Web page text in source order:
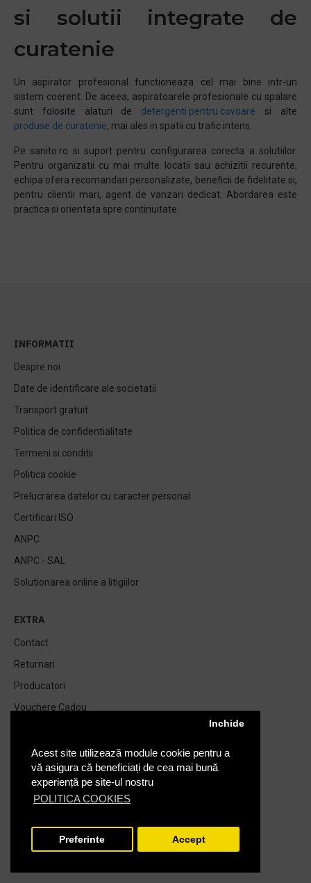
Acest site utilizează module cookie pentru a
vă asigura că beneficiați de cea mai bună
experiență pe site-ul nostru
POLITICA COOKIES
Inchide
Preferinte Accept
si solutii integrate de
curatenie
Un aspirator profesional functioneaza cel mai bine intr-un
sistem coerent. De aceea, aspiratoarele profesionale cu spalare
sunt folosite alaturi de detergenti pentru covoare si alte
produse de curatenie, mai ales in spatii cu trafic intens.
Pe sanito.ro si suport pentru configurarea corecta a solutiilor.
Pentru organizatii cu mai multe locatii sau achizitii recurente,
echipa ofera recomandari personalizate, beneficii de fidelitate si,
pentru clientii mari, agent de vanzari dedicat. Abordarea este
practica si orientata spre continuitate.
INFORMATII
Despre noi
Date de identificare ale societatii
Transport gratuit
Politica de confidentialitate
Termeni si conditii
Politica cookie
Prelucrarea datelor cu caracter personal
Certificari ISO
ANPC
ANPC - SAL
Solutionarea online a litigiilor
EXTRA
Contact
Returnari
Producatori
Vouchere Cadou
GDPR - Regulamentul General Pentru Protectia Datelor
Personale
Oferte speciale
CONTUL MEU